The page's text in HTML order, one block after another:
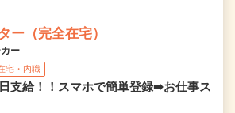
ー（完全在宅）
ー
宅・内職
支給！！スマホで簡単登録➡お仕事ス